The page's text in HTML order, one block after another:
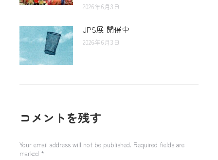
2026年6月3日
JPS展 開催中
2026年6月3日
コメントを残す
Your email address will not be published. Required fields are
marked *